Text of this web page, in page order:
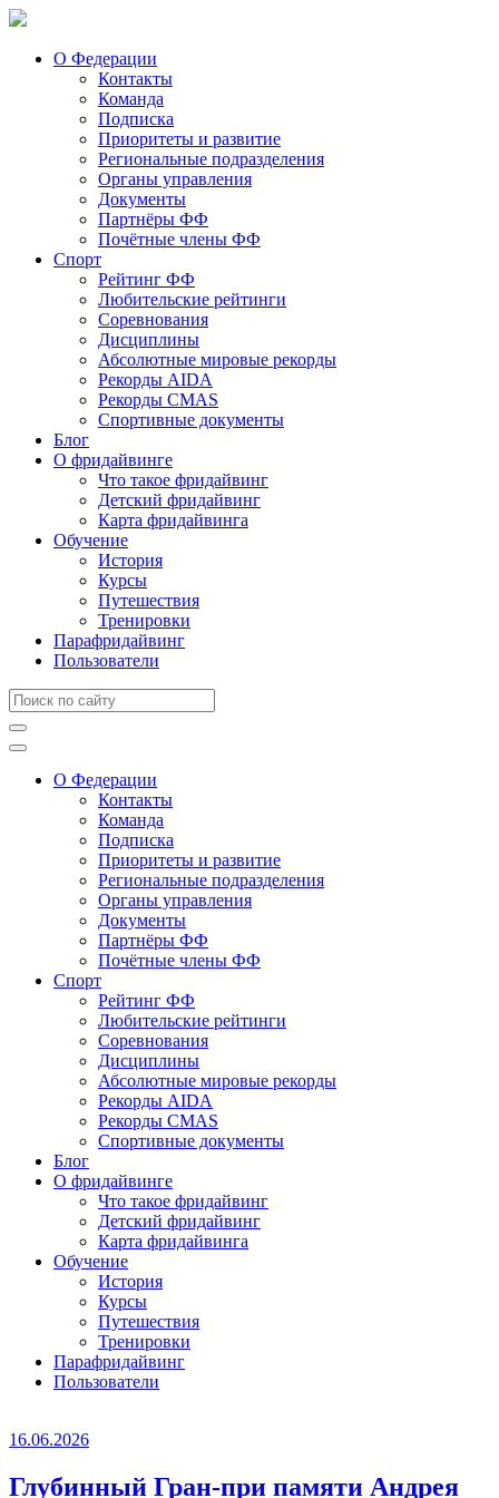
О Федерации
Контакты
Команда
Подписка
Приоритеты и развитие
Региональные подразделения
Органы управления
Документы
Партнёры ФФ
Почётные члены ФФ
Спорт
Рейтинг ФФ
Любительские рейтинги
Соревнования
Дисциплины
Абсолютные мировые рекорды
Рекорды AIDA
Рекорды CMAS
Спортивные документы
Блог
О фридайвинге
Что такое фридайвинг
Детский фридайвинг
Карта фридайвинга
Обучение
История
Курсы
Путешествия
Тренировки
Парафридайвинг
Пользователи
О Федерации
Контакты
Команда
Подписка
Приоритеты и развитие
Региональные подразделения
Органы управления
Документы
Партнёры ФФ
Почётные члены ФФ
Спорт
Рейтинг ФФ
Любительские рейтинги
Соревнования
Дисциплины
Абсолютные мировые рекорды
Рекорды AIDA
Рекорды CMAS
Спортивные документы
Блог
О фридайвинге
Что такое фридайвинг
Детский фридайвинг
Карта фридайвинга
Обучение
История
Курсы
Путешествия
Тренировки
Парафридайвинг
Пользователи
16.06.2026
Глубинный Гран-при памяти Андрея